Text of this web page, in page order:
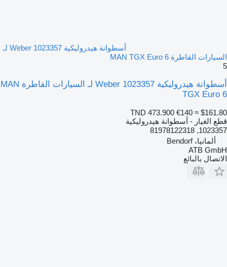
أسطوانة هيدروليكية Weber 1023357 لـ
السيارات القاطرة MAN TGX Euro 6
5
أسطوانة هيدروليكية Weber 1023357 لـ السيارات القاطرة MAN
TGX Euro 6
TND 473.900 €140 ≈ $161.80
قطع الغيار - أسطوانة هيدروليكية
1023357, 81978122318
ألمانيا، Bendorf
ATB GmbH
الاتصال بالبائع